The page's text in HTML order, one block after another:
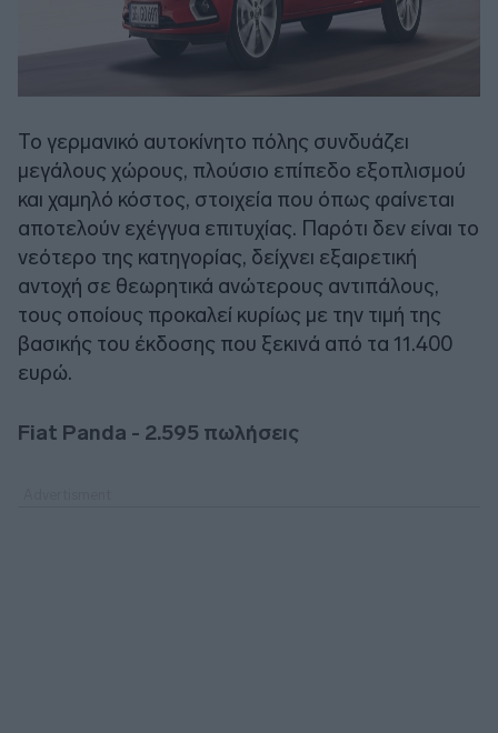
Το γερμανικό αυτοκίνητο πόλης συνδυάζει
μεγάλους χώρους, πλούσιο επίπεδο εξοπλισμού
και χαμηλό κόστος, στοιχεία που όπως φαίνεται
αποτελούν εχέγγυα επιτυχίας. Παρότι δεν είναι το
νεότερο της κατηγορίας, δείχνει εξαιρετική
αντοχή σε θεωρητικά ανώτερους αντιπάλους,
τους οποίους προκαλεί κυρίως με την τιμή της
βασικής του έκδοσης που ξεκινά από τα 11.400
ευρώ.
Fiat Panda - 2.595 πωλήσεις